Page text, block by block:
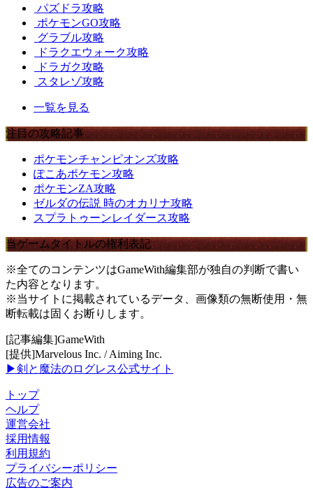
パズドラ攻略
ポケモンGO攻略
グラブル攻略
ドラクエウォーク攻略
ドラガク攻略
スタレゾ攻略
一覧を見る
注目の攻略記事
ポケモンチャンピオンズ攻略
ぽこあポケモン攻略
ポケモンZA攻略
ゼルダの伝説 時のオカリナ攻略
スプラトゥーンレイダース攻略
当ゲームタイトルの権利表記
※全てのコンテンツはGameWith編集部が独自の判断で書い
た内容となります。
※当サイトに掲載されているデータ、画像類の無断使用・無
断転載は固くお断りします。
[記事編集]GameWith
[提供]Marvelous Inc. / Aiming Inc.
▶剣と魔法のログレス公式サイト
トップ
ヘルプ
運営会社
採用情報
利用規約
プライバシーポリシー
広告のご案内